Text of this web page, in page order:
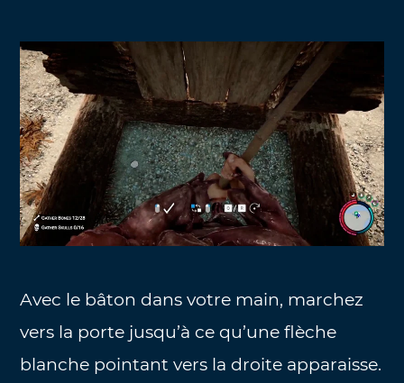
Avec le bâton dans votre main, marchez
vers la porte jusqu’à ce qu’une flèche
blanche pointant vers la droite apparaisse.